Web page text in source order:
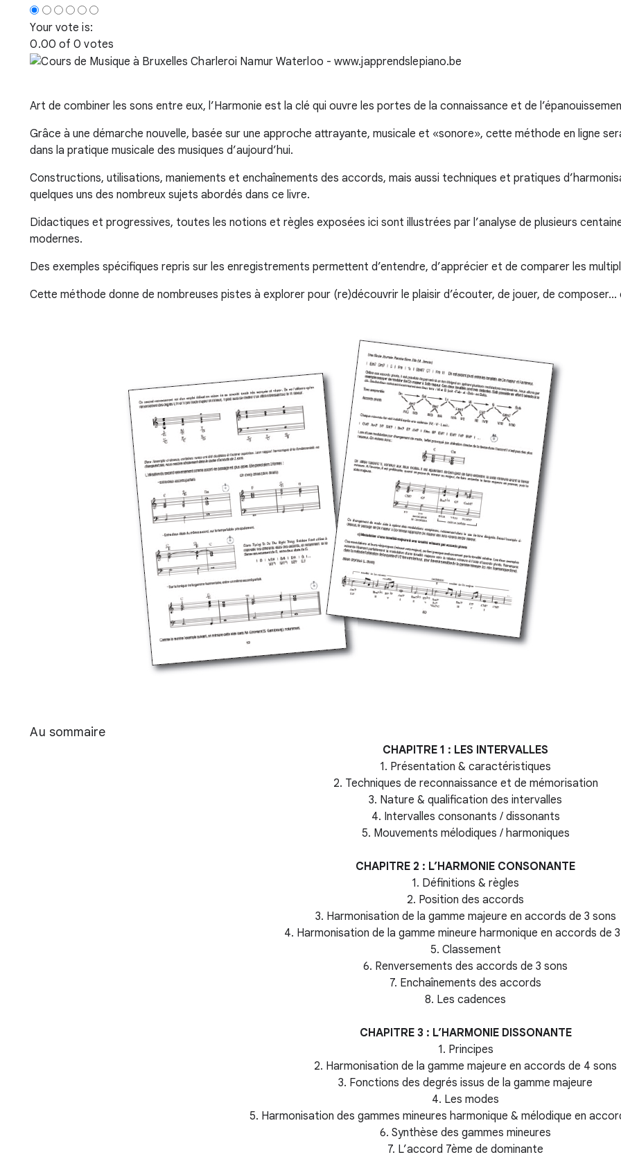
Your vote is:
0.00 of 0 votes
Art de combiner les sons entre eux, l’Harmonie est la clé qui ouvre les portes de la connaissance et de
Grâce à une démarche nouvelle, basée sur une approche attrayante, musicale et «sonore», cette méthode en ligne
dans la pratique musicale des musiques d’aujourd’hui.
Constructions, utilisations, maniements et enchaînements des accords, mais aussi techniques et pratiques
quelques uns des nombreux sujets abordés dans ce livre.
Didactiques et progressives, toutes les notions et règles exposées ici sont illustrées par l’analyse de plusieurs
modernes.
Des exemples spécifiques repris sur les enregistrements permettent d’entendre, d’apprécier et de comparer les
Cette méthode donne de nombreuses pistes à explorer pour (re)découvrir le plaisir d’écouter, de jouer, de composer...
Au sommaire
CHAPITRE 1 : LES INTERVALLES
1. Présentation & caractéristiques
2. Techniques de reconnaissance et de mémorisation
3. Nature & qualification des intervalles
4. Intervalles consonants / dissonants
5. Mouvements mélodiques / harmoniques
CHAPITRE 2 : L’HARMONIE CONSONANTE
1. Définitions & règles
2. Position des accords
3. Harmonisation de la gamme majeure en accords de 3 sons
4. Harmonisation de la gamme mineure harmonique en accords de
5. Classement
6. Renversements des accords de 3 sons
7. Enchaînements des accords
8. Les cadences
CHAPITRE 3 : L’HARMONIE DISSONANTE
1. Principes
2. Harmonisation de la gamme majeure en accords de 4 sons
3. Fonctions des degrés issus de la gamme majeure
4. Les modes
5. Harmonisation des gammes mineures harmonique & mélodique en
6. Synthèse des gammes mineures
7. L’accord 7ème de dominante